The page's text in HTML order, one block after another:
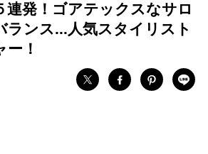
連発！ゴアテックスなサロ
ランス...人気スタイリスト
！